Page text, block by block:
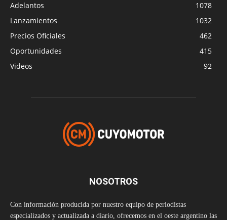
Adelantos
1078
Lanzamientos
1032
Precios Oficiales
462
Oportunidades
415
Videos
92
NOSOTROS
Con información producida por nuestro equipo de periodistas
especializados y actualizada a diario, ofrecemos en el oeste argentino las